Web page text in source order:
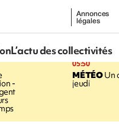
Annonces
légales
L’actu des collectivités
-
05:50
MÉTÉOUn
jeudi